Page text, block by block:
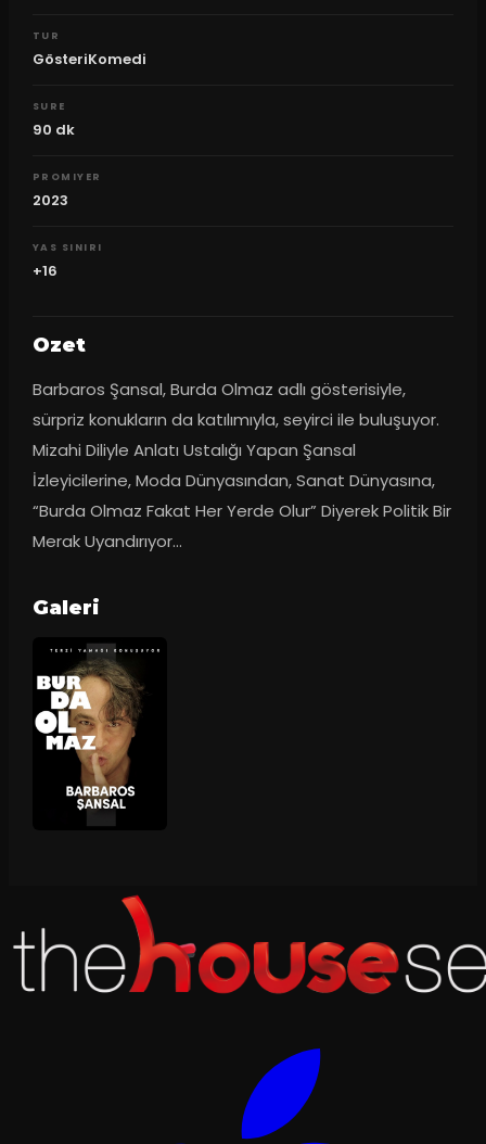
TUR
GösteriKomedi
SURE
90 dk
PROMIYER
2023
YAS SINIRI
+16
Ozet
Barbaros Şansal, Burda Olmaz adlı gösterisiyle,
sürpriz konukların da katılımıyla, seyirci ile buluşuyor.
Mizahi Diliyle Anlatı Ustalığı Yapan Şansal
İzleyicilerine, Moda Dünyasından, Sanat Dünyasına,
“Burda Olmaz Fakat Her Yerde Olur” Diyerek Politik Bir
Merak Uyandırıyor…
Galeri